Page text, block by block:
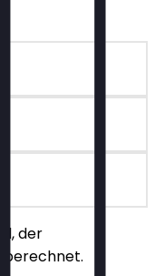
der
berechnet.